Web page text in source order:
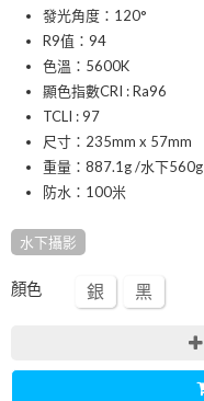
發光角度：120°
R9值：94
色溫：5600K
顯色指數CRI : Ra96
TCLI : 97
尺寸：235mm x 57mm
重量：887.1g /水下560g
防水：100米
水下攝影
顏色 銀 黑